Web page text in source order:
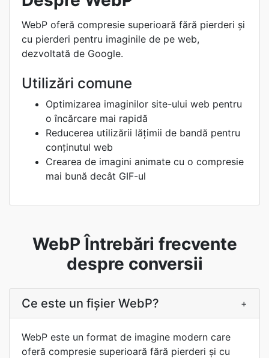
WebP oferă compresie superioară fără pierderi și
cu pierderi pentru imaginile de pe web,
dezvoltată de Google.
Utilizări comune
Optimizarea imaginilor site-ului web pentru
o încărcare mai rapidă
Reducerea utilizării lățimii de bandă pentru
conținutul web
Crearea de imagini animate cu o compresie
mai bună decât GIF-ul
WebP Întrebări frecvente
despre conversii
Ce este un fișier WebP? +
WebP este un format de imagine modern care
oferă compresie superioară fără pierderi și cu